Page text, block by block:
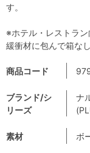
商品コード
ブランド/シ
リーズ
ナ
素材 ボ
す。
※ホテル・レストラ
緩衝材に包んで箱な